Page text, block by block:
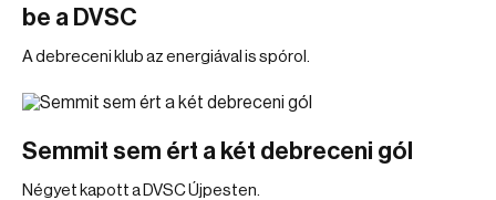
be a DVSC
A debreceni klub az energiával is spórol.
Semmit sem ért a két debreceni gól
Négyet kapott a DVSC Újpesten.